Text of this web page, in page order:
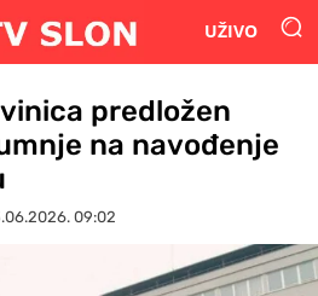
UŽIVO
predložen
na navođenje
09:02